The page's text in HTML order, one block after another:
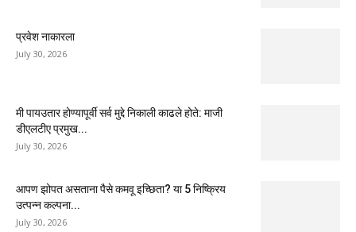
प्रवेश नाकारला
July 30, 2026
मी पायउतार होण्यापूर्वी सर्व मुद्दे निकाली काढले होते: माजी
डीएलटीए प्रमुख...
July 30, 2026
आपण झोपत असताना पैसे कमवू इच्छिता? या 5 निष्क्रिय
उत्पन्न कल्पना...
July 30, 2026